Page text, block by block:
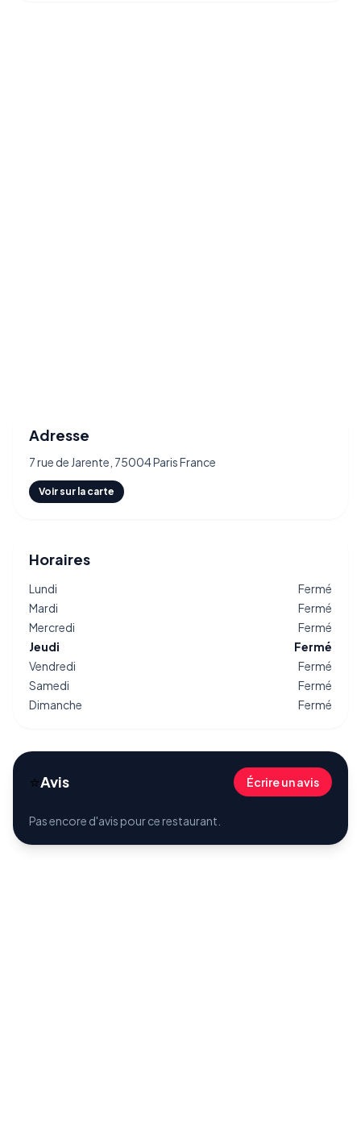
Adresse
7 rue de Jarente, 75004 Paris France
Voir sur la carte
Horaires
Lundi
Fermé
Mardi
Fermé
Mercredi
Fermé
Jeudi
Fermé
Vendredi
Fermé
Samedi
Fermé
Dimanche
Fermé
⭐Avis Écrire un avis
Pas encore d'avis pour ce restaurant.